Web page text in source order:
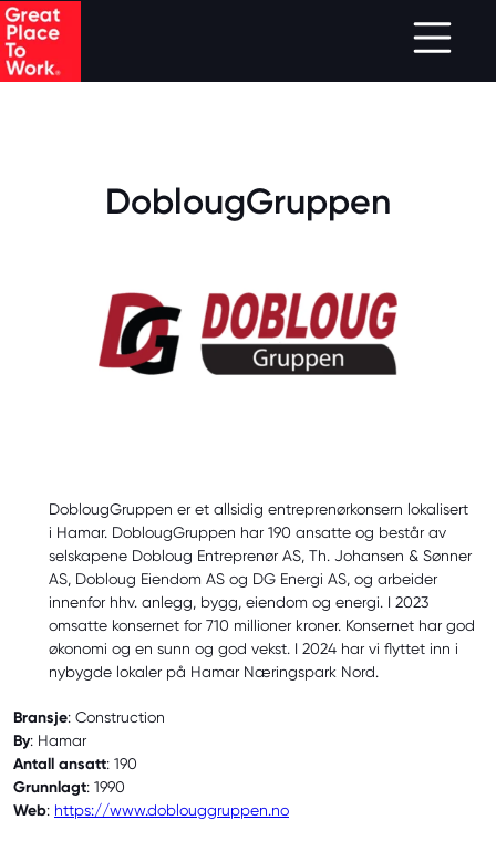
.
Skip to main content
DoblougGruppen
DoblougGruppen er et allsidig entreprenørkonsern lokalisert
i Hamar. DoblougGruppen har 190 ansatte og består av
selskapene Dobloug Entreprenør AS, Th. Johansen & Sønner
AS, Dobloug Eiendom AS og DG Energi AS, og arbeider
innenfor hhv. anlegg, bygg, eiendom og energi. I 2023
omsatte konsernet for 710 millioner kroner. Konsernet har god
økonomi og en sunn og god vekst. I 2024 har vi flyttet inn i
nybygde lokaler på Hamar Næringspark Nord.
Bransje: Construction
By: Hamar
Antall ansatt: 190
Grunnlagt: 1990
Web: https://www.doblouggruppen.no